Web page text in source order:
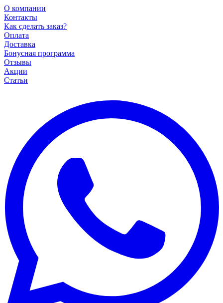
О компании
Контакты
Как сделать заказ?
Оплата
Доставка
Бонусная программа
Отзывы
Акции
Статьи